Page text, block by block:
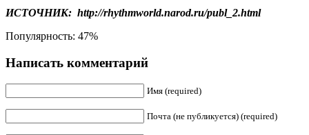
ИСТОЧНИК: http://rhythmworld.narod.ru/publ_2.html
Популярность: 47%
Написать комментарий
Имя (required)
Почта (не публикуется) (required)